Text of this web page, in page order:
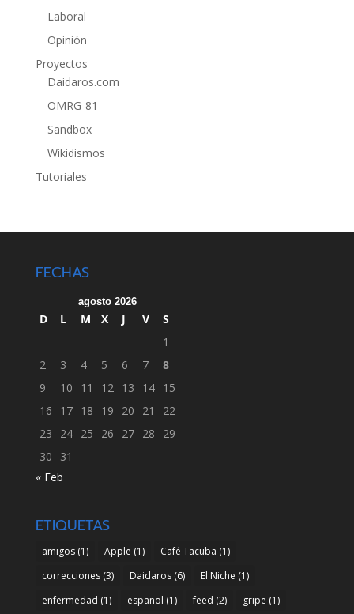
Laboral
Opinión
Proyectos
Daidaros.com
OMRG-81
Sandbox
Wikidismos
Tutoriales
FECHAS
agosto 2026
D L M X J V
S
1
2
3 4 5 6 7
8
9
10 11 12 13 14 15
16
17 18 19 20 21
22
23
24 25 26 27 28
29
30
31
« Feb
ETIQUETAS
amigos(1) Apple (1) Café Tacuba (1)
correcciones(3) Daidaros(6) El Niche (1)
enfermedad (1) español (1) feed (2) gripe (1)